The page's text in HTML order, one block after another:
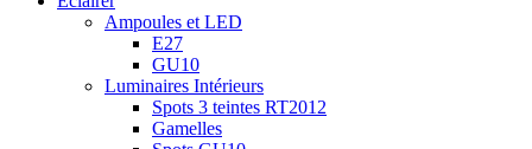
Ampoules et LED
E27
GU10
Luminaires Intérieurs
Spots 3 teintes RT2012
Gamelles